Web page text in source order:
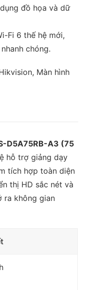
đồ họa và dữ
Fi 6 thế hệ mới,
chóng.
, Màn hình
D5A75RB-A3 (75
hỗ trợ giảng dạy
tích hợp toàn diện
thị HD sắc nét và
ra không gian